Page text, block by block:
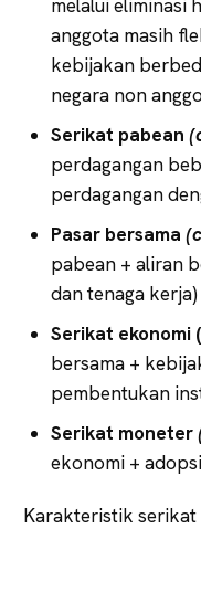
melalui eliminasi
anggota masih
kebijakan
negara non
Serikat pabean
perdagangan
perdagangan
Pasar bersama
pabean + aliran
dan tenaga
Serikat ekonomi (
bersama +
pembentukan
Serikat moneter
ekonomi +
Karakteristik serikat